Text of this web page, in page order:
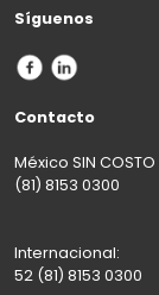
Síguenos
Contacto
México SIN COSTO
(81) 8153 0300
Internacional:
52 (81) 8153 0300